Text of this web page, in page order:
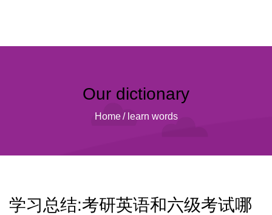
Our dictionary
Home / learn words
学习总结:考研英语和六级考试哪